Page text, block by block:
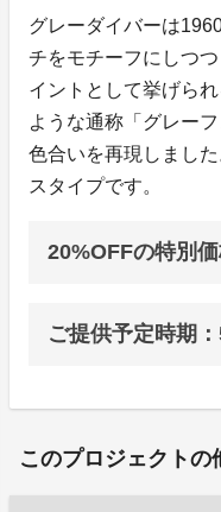
グレーダイバーは
チをモチーフにしつ
イントとして挙げら
ような通称「グレー
色合いを再現しまし
スタイプです。
20%OFFの特別
ご提供予定時期
このプロジェクトの